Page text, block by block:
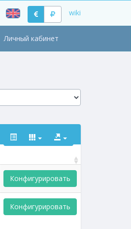
wiki
Личный кабинет
Конфигурировать
Конфигурировать